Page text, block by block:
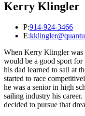
Kerry Klingler
P:914-924-3466
E:
When Kerry Klingler was
would be a good sport
his dad learned to sail at
started to race
he was a senior in high
sailing industry his
decided to pursue that